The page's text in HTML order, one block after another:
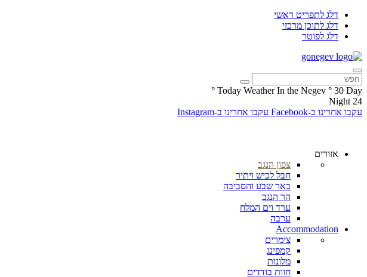
דלג לתפריט ראשי
דלג לתוכן מרכזי
דלג לפוטר
Today Weather In the Negev ° 30 Day
°
24
Night
עקבו אחרינו ב-Facebook
עקבו אחרינו ב-Instagram
אזורים
צפון הנגב
חבל לכיש ויתיר
באר שבע והסביבה
הר הנגב
ערד וים המלח
ערבה
Accommodation
צימרים
קמפינג
מלונות
חוות בודדים